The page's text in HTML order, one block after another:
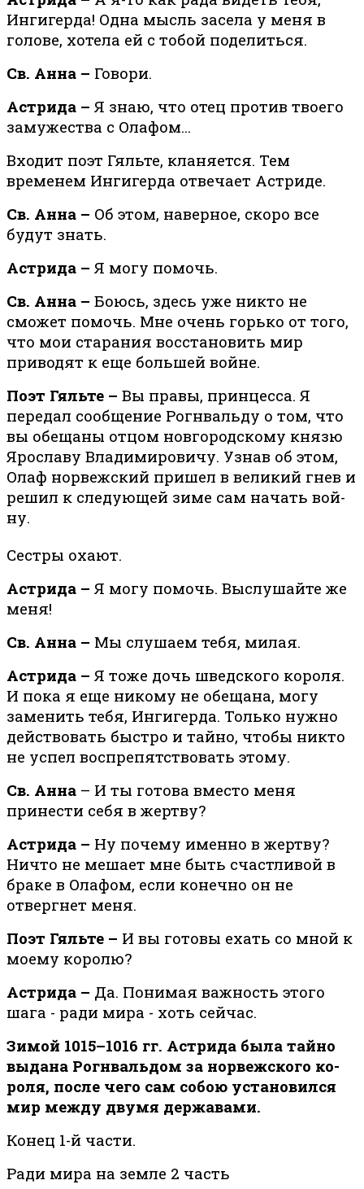
Ингигерда! Одна мысль засела у меня в
голове, хотела ей с тобой поделиться.
Св. Анна – Говори.
Астрида – Я знаю, что отец против твоего
замужества с Олафом...
Входит поэт Гяльте, кланяется. Тем
временем Ингигерда отвечает Астриде.
Св. Анна – Об этом, наверное, скоро все
будут знать.
Астрида – Я могу помочь.
Св. Анна – Боюсь, здесь уже никто не
сможет помочь. Мне очень горько от того,
что мои старания восстановить мир
приводят к еще большей войне.
Поэт Гяльте – Вы правы, принцесса. Я
передал сообщение Ро­гн­валь­ду о том, что
вы обе­ща­ны от­цом нов­го­род­ско­му кня­зю
Яро­сла­ву Вла­ди­ми­ро­ви­чу. Узнав об этом,
Олаф нор­веж­ский при­шел в ве­ли­кий гнев и
ре­шил к сле­ду­ю­щей зи­ме сам на­чать вой­
ну.
Сестры охают.
Астрида – Я могу помочь. Выслушайте же
меня!
Св. Анна – Мы слушаем тебя, милая.
Астрида – Я тоже дочь шведского короля.
И пока я еще никому не обещана, могу
заменить тебя, Ингигерда. Только нужно
действовать быстро и тайно, чтобы никто
не успел воспрепятствовать этому.
Св. Анна – И ты готова вместо меня
принести себя в жертву?
Астрида – Ну почему именно в жертву?
Ничто не мешает мне быть счастливой в
браке в Олафом, если конечно он не
отвергнет меня.
Поэт Гяльте – И вы готовы ехать со мной к
моему королю?
Астрида – Да. Понимая важность этого
шага - ради мира - хоть сейчас.
Зи­мой 1015–1016 гг. Аст­ри­да бы­ла тай­но
вы­да­на Ро­гн­валь­дом за нор­веж­ско­го ко­
ро­ля, по­сле че­го сам со­бою уста­но­вил­ся
мир меж­ду дву­мя дер­жа­ва­ми.
Конец 1-й части.
Ради мира на земле 2 часть